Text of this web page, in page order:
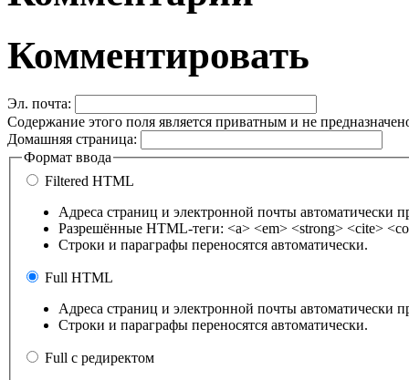
Комментировать
Эл. почта:
Содержание этого поля является приватным и не
Домашняя страница:
Формат ввода
Filtered HTML
Адреса страниц и электронной почты автоматически
Разрешённые HTML-теги: <a> <em> <strong> <cite>
Строки и параграфы переносятся автоматически.
Full HTML
Адреса страниц и электронной почты автоматически
Строки и параграфы переносятся автоматически.
Full с редиректом